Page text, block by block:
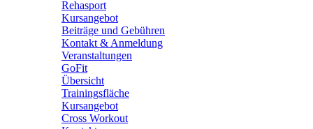
Rehasport
Kursangebot
Beiträge und Gebühren
Kontakt & Anmeldung
Veranstaltungen
GoFit
Übersicht
Trainingsfläche
Kursangebot
Cross Workout